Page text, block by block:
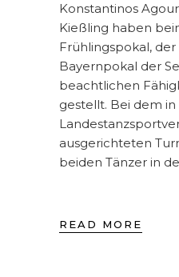
Konstantinos
Kießling haben
Frühlingspokal,
Bayernpokal der
beachtlichen
gestellt. Bei dem
ausgerichteten
beiden Tänzer in
READ MORE